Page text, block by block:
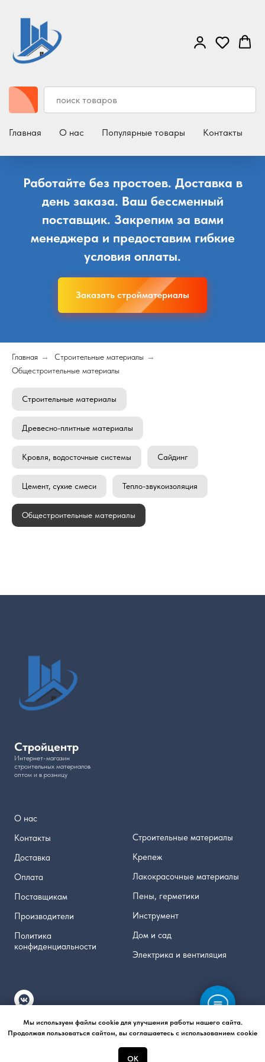
Главная О нас Популярные товары Контакты
Работайте без простоев. Доставка в
день заказа. Ваш бессменный
поставщик. Закрепим за вами
менеджера и предоставим гибкие
условия оплаты.
Заказать стройматериалы
Главная → Строительные материалы →
Общестроительные материалы
Строительные материалы
Древесно-плитные материалы
Кровля, водосточные системы Сайдинг
Цемент, сухие смеси Тепло-звукоизоляция
Общестроительные материалы
Стройцентр
Интернет-магазин
cтроительных материалов
оптом и в розницу
О нас
Контакты
Доставка
Оплата
Поставщикам
Производители
Политика
конфиденциальности
Строительные материалы
Крепеж
Лакокрасочные материалы
Пены, герметики
Инструмент
Дом и сад
Электрика и вентиляция
Мы используем файлы cookie для улучшения работы нашего сайта.
Продолжая пользоваться сайтом, вы соглашаетесь с использованием cookie
ОК